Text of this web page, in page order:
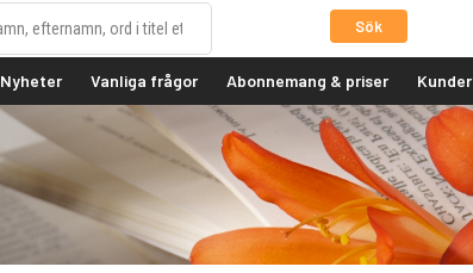
Sök
Nyheter Vanliga frågor Abonnemang & priser Kunder